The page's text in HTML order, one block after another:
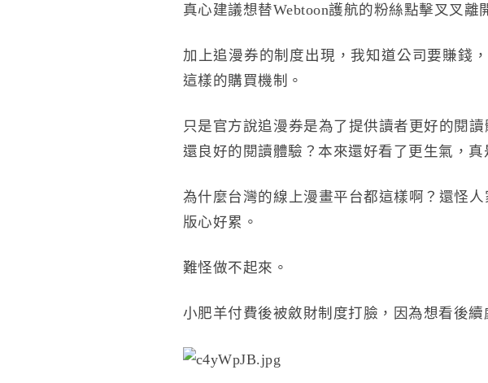
真心建議想替Webtoon護航的粉絲點擊叉叉離
加上追漫券的制度出現，我知道公司要賺錢
這樣的購買機制。
只是官方說追漫券是為了提供讀者更好的閱
還良好的閱讀體驗？本來還好看了更生氣，真
為什麼台灣的線上漫畫平台都這樣啊？還怪
版心好累。
難怪做不起來。
小肥羊付費後被斂財制度打臉，因為想看後續